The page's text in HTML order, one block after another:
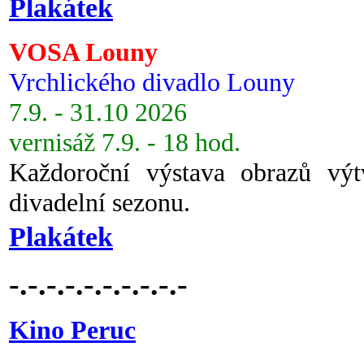
Plakátek
VOSA Louny
Vrchlického divadlo Louny
7.9. - 31.10 2026
vernisáž 7.9. - 18 hod.
Každoroční výstava obrazů
divadelní sezonu.
Plakátek
-.-.-.-.-.-.-.-.-.-
Kino Peruc